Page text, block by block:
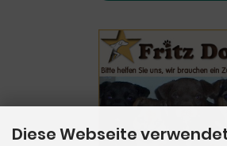
Diese Webseite